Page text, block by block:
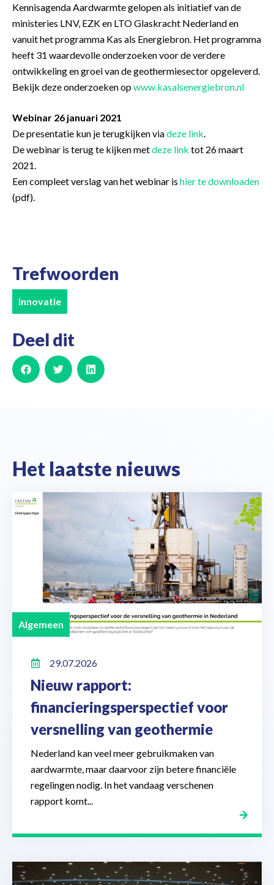
Kennisagenda Aardwarmte gelopen als initiatief van de
ministeries LNV, EZK en LTO Glaskracht Nederland en
vanuit het programma Kas als Energiebron. Het programma
heeft 31 waardevolle onderzoeken voor de verdere
ontwikkeling en groei van de geothermiesector opgeleverd.
Bekijk deze onderzoeken opwww.kasalsenergiebron.nl
Webinar 26 januari 2021
De presentatie kun je terugkijken viadeze link.
De webinar is terug te kijken metdeze link tot 26 maart
2021.
Een compleet verslag van het webinar is hier te downloaden
(pdf).
Trefwoorden
Innovatie
Deel dit
Het laatste nieuws
Algemeen
29.07.2026
Nieuw rapport:
financieringsperspectief voor
versnelling van geothermie
Nederland kan veel meer gebruikmaken van
aardwarmte, maar daarvoor zijn betere financiële
regelingen nodig. In het vandaag verschenen
rapport komt...